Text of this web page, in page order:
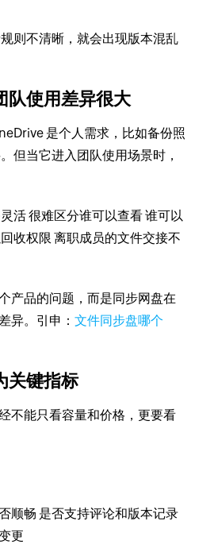
则不清晰，就会出现版本混乱
队使用差异很大
是个人需求，比如备份照
但当它进入团队使用场景时，
活 很难区分谁可以查看 谁可以
收权限 离职成员的文件交接不
产品的问题，而是同步网盘在
异。引申：文件同步盘哪个
关键指标
不能只看容量和价格，更要看
顺畅 是否支持评论和版本记录
更